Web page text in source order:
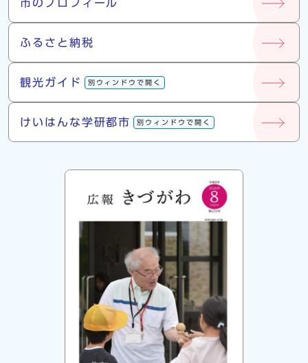
市のプロフィール
ふるさと納税
観光ガイド 別ウィンドウで開く
けいはんな学研都市 別ウィンドウで開く